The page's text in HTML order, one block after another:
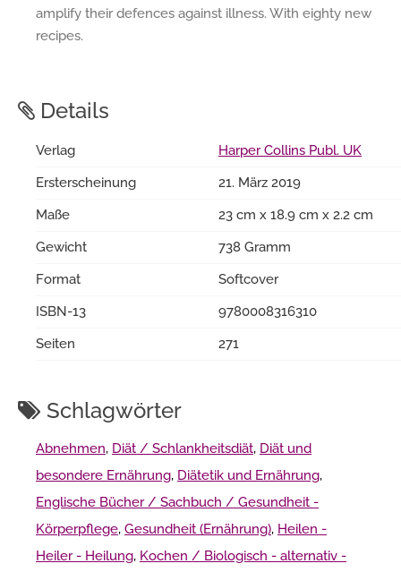
amplify their defences against illness. With eighty new
recipes.
Details
Verlag
Harper Collins Publ. UK
Ersterscheinung
21. März 2019
Maße
23 cm x 18.9 cm x 2.2 cm
Gewicht
738 Gramm
Format
Softcover
ISBN-13
9780008316310
Seiten
271
Schlagwörter
Abnehmen, Diät / Schlankheitsdiät, Diät und
besondere Ernährung, Diätetik und Ernährung,
Englische Bücher / Sachbuch / Gesundheit -
Körperpflege, Gesundheit (Ernährung), Heilen -
Heiler - Heilung, Kochen / Biologisch - alternativ -